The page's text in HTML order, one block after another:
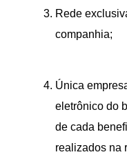
Rede
companhia;
Única
eletrônico do
de cada
realizados na